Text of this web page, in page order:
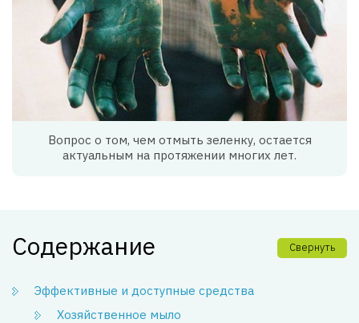
Вопрос о том, чем отмыть зеленку, остается
актуальным на протяжении многих лет.
Содержание Свернуть
Эффективные и доступные средства
Хозяйственное мыло